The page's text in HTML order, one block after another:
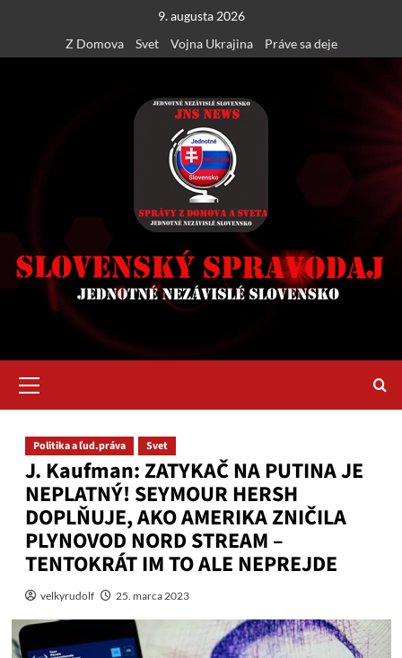
content
9. augusta 2026
Z Domova
Svet Vojna Ukrajina Práve sa deje
Menu
Politika a ľud.práva Svet
J. Kaufman: ZATYKAČ NA PUTINA JE
NEPLATNÝ! SEYMOUR HERSH
DOPLŇUJE, AKO AMERIKA ZNIČILA
PLYNOVOD NORD STREAM –
TENTOKRÁT IM TO ALE NEPREJDE
velkyrudolf 25. marca 2023